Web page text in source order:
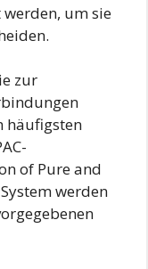
um sie
zur
häufigsten
of Pure and
werden